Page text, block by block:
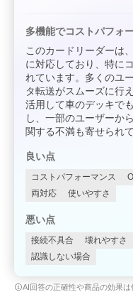
多機能でコストパフォ
このカードリーダーは
に対応しており、特に
れています。多くのユ
タ転送がスムーズに行
活用して車のデッキで
し、一部のユーザーか
関する不満も寄せられて
良い点
コストパフォーマンス
両対応
使いやすさ
悪い点
接続不具合 壊れやすさ
認識しない場合
AI回答の正確性や商品の効果は